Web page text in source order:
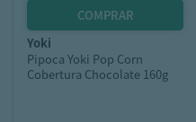
yoki
Pipoca Yoki Pop Corn
Cobertura Chocolate 160g